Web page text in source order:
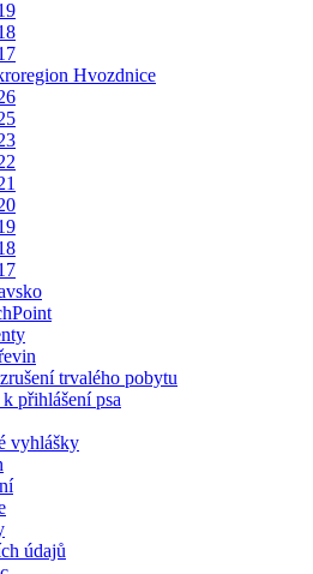
Hvozdnice
trvalého pobytu
přihlášení psa
vyhlášky
údajů